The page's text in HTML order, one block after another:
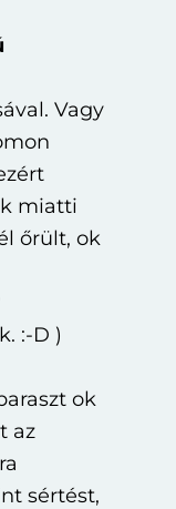
Vagy
miatti
őrült, ok
:-D )
ok
az
sértést,